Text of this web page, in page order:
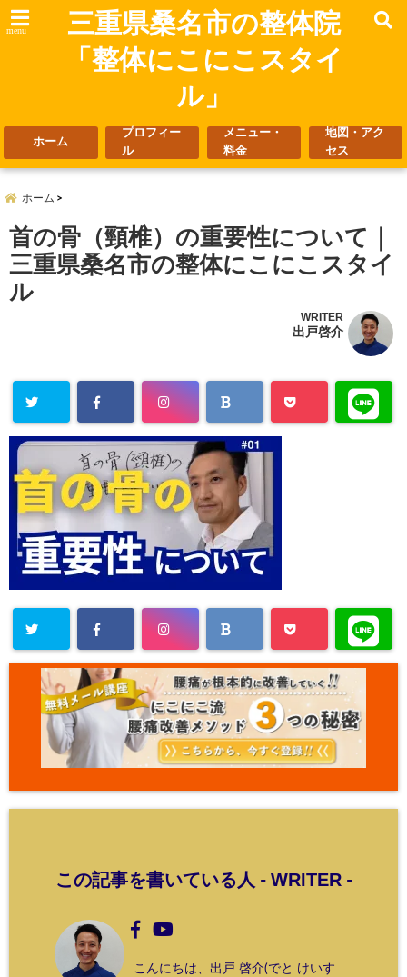
menu
三重県桑名市の整体院
「整体にこにこスタイ
ル」
ホーム
プロフィー
ル
メニュー・
料金
地図・アク
セス
ホーム
首の骨（頸椎）の重要性について｜
三重県桑名市の整体にこにこスタイ
ル
WRITER
出戸啓介
この記事を書いている人 - WRITER-
こんにちは、出戸 啓介(でと けいす